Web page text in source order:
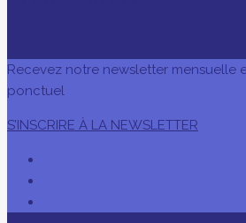
Recevez notre newsletter mensuelle
ponctuel
S’INSCRIRE À LA NEWSLETTER